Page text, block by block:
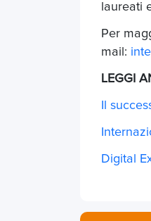
laureati
Per
mail:
LEGGI
Il
Digital